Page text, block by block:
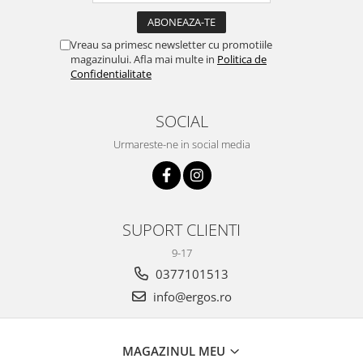
- cu elastice la colturi pentru o prindere usoara si sigura de saltea
- matlasare ultrasonic (prin lipire)
Pilota iarna groasa hipoalergenica 200x200:
- fata din microfibra
- umplutura puf siliconizat 350 g/mp
Imaginiile au caracter informativ, modelul de matlasare al
produselor poate sa difere.
Vreau sa primesc newsletter cu promotiile
magazinului. Afla mai multe in Politica de
Confidentialitate
SOCIAL
Urmareste-ne in social media
SUPORT CLIENTI
9-17
0377101513
info@ergos.ro
MAGAZINUL MEU